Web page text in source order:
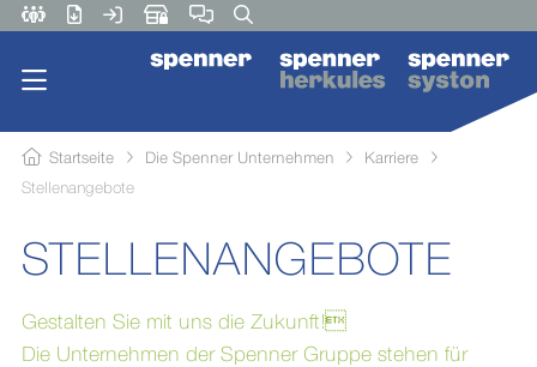
Startseite Die Spenner Unternehmen
Karriere
Stellenangebote
STELLENANGEBOTE
Gestalten Sie mit uns die Zukunft!
Die Unternehmen der Spenner Gruppe stehen für